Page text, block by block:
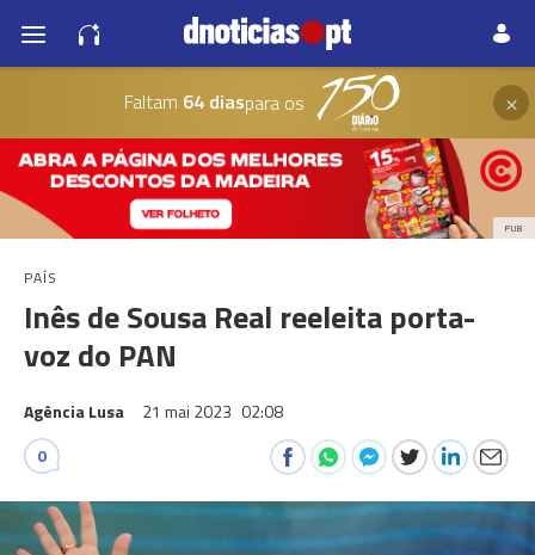
Faltam 64 diaspara os ×
PUB
PAÍS
Inês de Sousa Real reeleita porta-
voz do PAN
Agência Lusa 21 mai 2023 02:08
0